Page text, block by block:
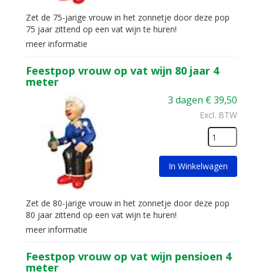
Zet de 75-jarige vrouw in het zonnetje door deze pop
75 jaar zittend op een vat wijn te huren!
meer informatie
Feestpop vrouw op vat wijn 80 jaar 4
meter
3 dagen €39,50
Excl. BTW
In Winkelwagen
Zet de 80-jarige vrouw in het zonnetje door deze pop
80 jaar zittend op een vat wijn te huren!
meer informatie
Feestpop vrouw op vat wijn pensioen 4
meter